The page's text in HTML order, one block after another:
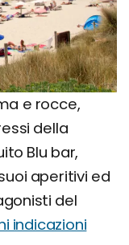
e rocce,
della
Blu bar,
aperitivi ed
del
indicazioni